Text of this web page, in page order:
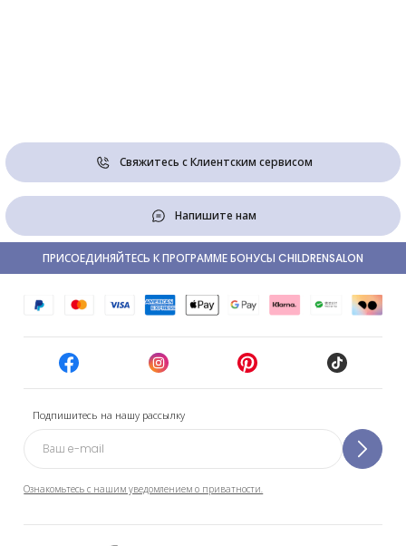
Свяжитесь с Клиентским сервисом
Напишите нам
Подпишитесь на нашу рассылку
Ознакомьтесь с нашим уведомлением о приватности.
ПРИСОЕДИНЯЙТЕСЬ К ПРОГРАММЕ БОНУСЫ CHILDRENSALON